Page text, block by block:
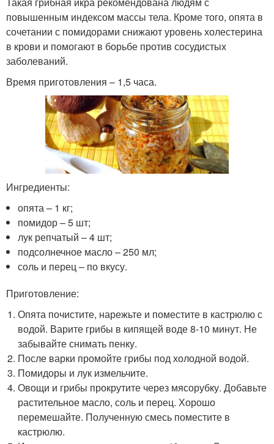
повышенным индексом массы тела. Кроме того, опята в
сочетании с помидорами снижают уровень холестерина
в крови и помогают в борьбе против сосудистых
заболеваний.
Время приготовления – 1,5 часа.
Ингредиенты:
опята – 1 кг;
помидор – 5 шт;
лук репчатый – 4 шт;
подсолнечное масло – 250 мл;
соль и перец – по вкусу.
Приготовление:
Опята почистите, нарежьте и поместите в кастрюлю с
водой. Варите грибы в кипящей воде 8-10 минут. Не
забывайте снимать пенку.
После варки промойте грибы под холодной водой.
Помидоры и лук измельчите.
Овощи и грибы прокрутите через мясорубку. Добавьте
растительное масло, соль и перец. Хорошо
перемешайте. Полученную смесь поместите в
кастрюлю.